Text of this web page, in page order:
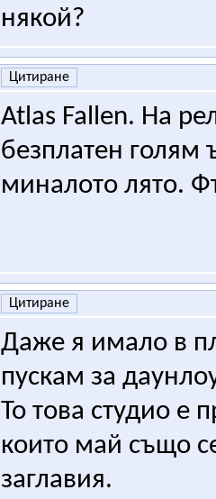
някой?
Цитиране
Atlas Fallen. На
безплатен голям
миналото лято.
Цитиране
Даже я имало в
пускам за
То това студио е
които май също
заглавия.